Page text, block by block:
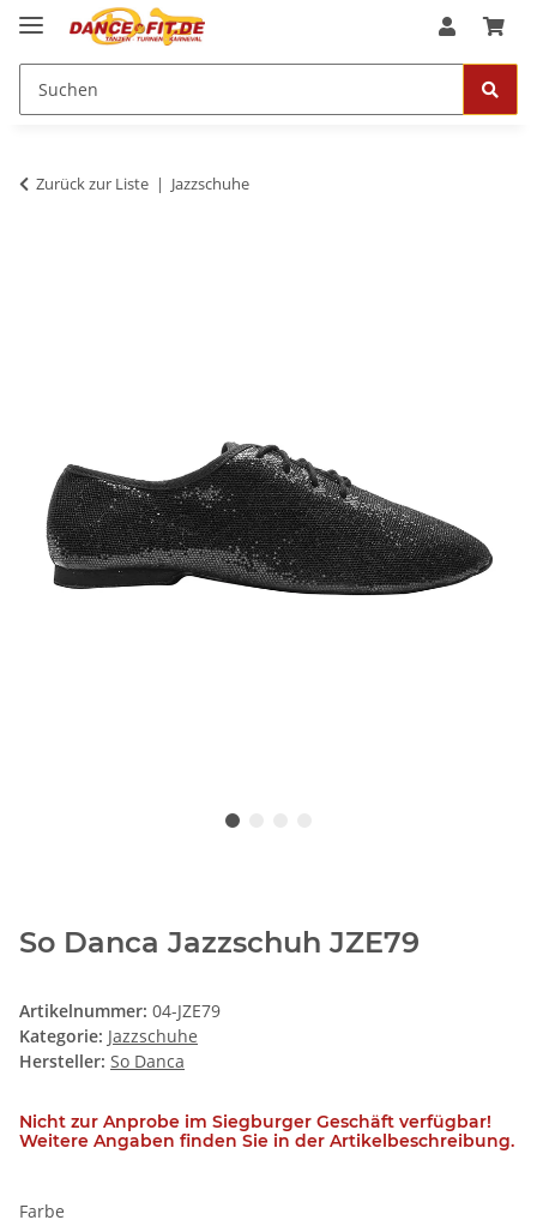
Zurück zur Liste Jazzschuhe
So Danca Jazzschuh JZE79
Artikelnummer: 04-JZE79
Kategorie: Jazzschuhe
Hersteller: So Danca
Nicht zur Anprobe im Siegburger Geschäft verfügbar!
Weitere Angaben finden Sie in der Artikelbeschreibung.
Farbe